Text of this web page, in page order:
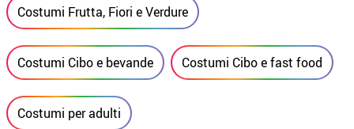
Costumi Frutta, Fiori e Verdure
Costumi Cibo e bevande Costumi Cibo e fast food
Costumi per adulti